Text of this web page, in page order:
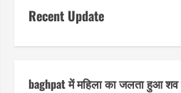
Recent Update
baghpat में महिला का जलता हुआ